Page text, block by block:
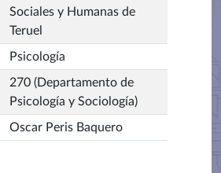
Sociales y Humanas de
Teruel
Psicología
270 (Departamento de
Psicología y Sociología)
Oscar Peris Baquero